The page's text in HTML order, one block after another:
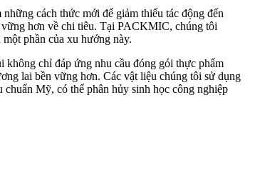
cách thức mới để giảm thiểu tác động đến
hơn về chi tiêu. Tại PACKMIC, chúng tôi
phần của xu hướng này.
không chỉ đáp ứng nhu cầu đóng gói thực phẩm
lai bền vững hơn. Các vật liệu chúng tôi sử dụng
Mỹ, có thể phân hủy sinh học công nghiệp